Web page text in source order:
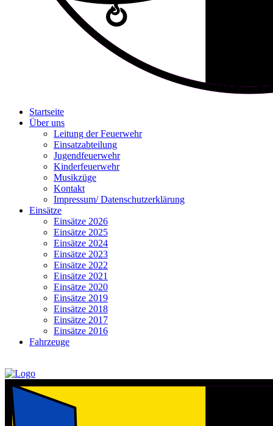
Startseite
Über uns
Leitung der Feuerwehr
Einsatzabteilung
Jugendfeuerwehr
Kinderfeuerwehr
Musikzüge
Kontakt
Impressum/ Datenschutzerklärung
Einsätze
Einsätze 2026
Einsätze 2025
Einsätze 2024
Einsätze 2023
Einsätze 2022
Einsätze 2021
Einsätze 2020
Einsätze 2019
Einsätze 2018
Einsätze 2017
Einsätze 2016
Fahrzeuge